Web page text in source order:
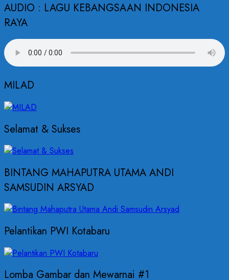
AUDIO : LAGU KEBANGSAAN INDONESIA
RAYA
MILAD
Selamat & Sukses
BINTANG MAHAPUTRA UTAMA ANDI
SAMSUDIN ARSYAD
Pelantikan PWI Kotabaru
Lomba Gambar dan Mewarnai #1